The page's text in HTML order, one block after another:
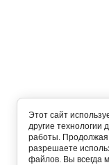
Этот сайт
другие технологии
работы. Продолжая
разрешаете
файлов. Вы всегда